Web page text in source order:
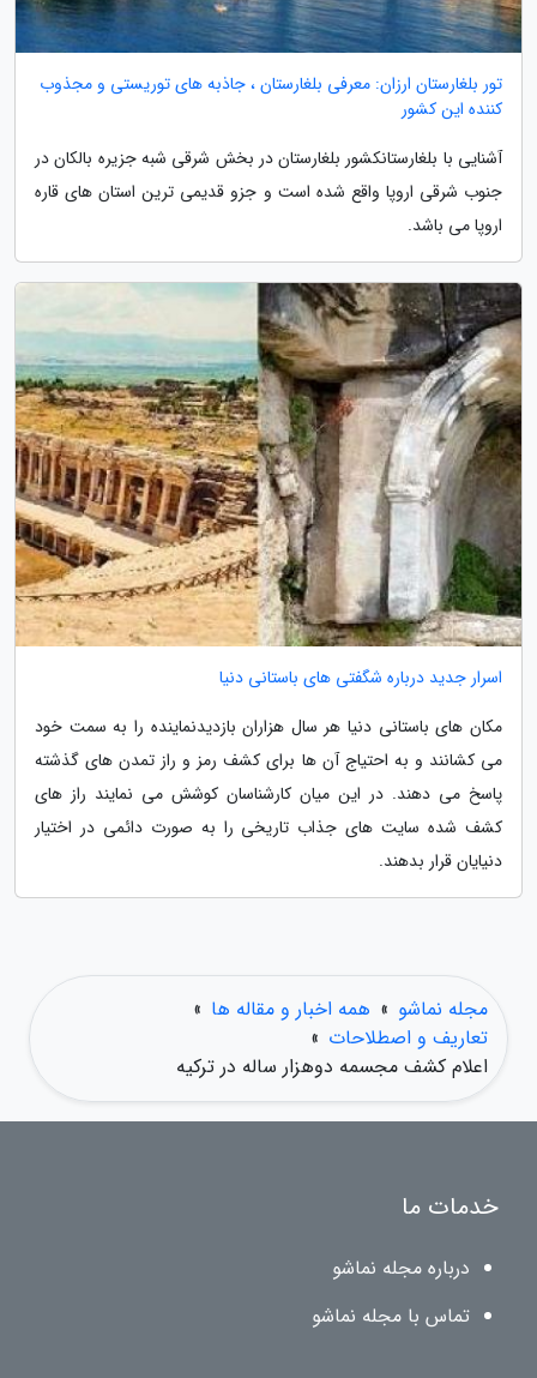
تور بلغارستان ارزان: معرفی بلغارستان ، جاذبه های توریستی و مجذوب
کننده این کشور
آشنایی با بلغارستانکشور بلغارستان در بخش شرقی شبه جزیره بالکان در
جنوب شرقی اروپا واقع شده است و جزو قدیمی ترین استان های قاره
اروپا می باشد.
اسرار جدید درباره شگفتی های باستانی دنیا
مکان های باستانی دنیا هر سال هزاران بازدیدنماینده را به سمت خود
می کشانند و به احتیاج آن ها برای کشف رمز و راز تمدن های گذشته
پاسخ می دهند. در این میان کارشناسان کوشش می نمایند راز های
کشف شده سایت های جذاب تاریخی را به صورت دائمی در اختیار
دنیایان قرار بدهند.
مجله نماشو » همه اخبار و مقاله ها »
تعاریف و اصطلاحات »
اعلام کشف مجسمه دوهزار ساله در ترکیه
خدمات ما
درباره مجله نماشو
تماس با مجله نماشو